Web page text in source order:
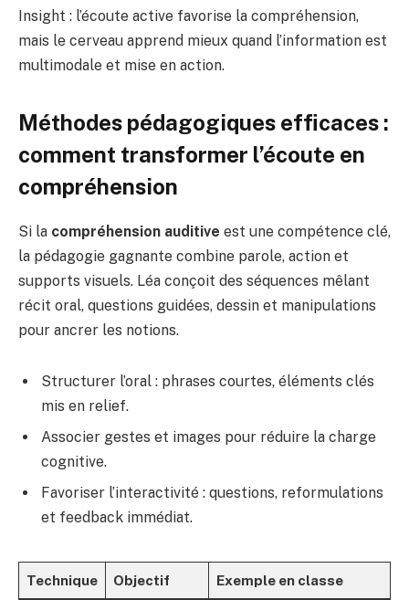
Insight : l’écoute active favorise la compréhension,
mais le cerveau apprend mieux quand l’information est
multimodale et mise en action.
Méthodes pédagogiques efficaces :
comment transformer l’écoute en
compréhension
Si la compréhension auditive est une compétence clé,
la pédagogie gagnante combine parole, action et
supports visuels. Léa conçoit des séquences mêlant
récit oral, questions guidées, dessin et manipulations
pour ancrer les notions.
Structurer l’oral : phrases courtes, éléments clés
mis en relief.
Associer gestes et images pour réduire la charge
cognitive.
Favoriser l’interactivité : questions, reformulations
et feedback immédiat.
Technique Objectif Exemple en classe